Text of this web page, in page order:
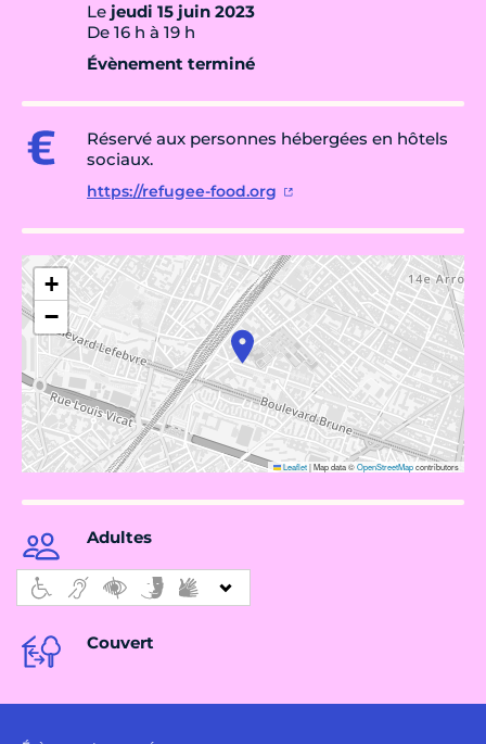
Le jeudi 15 juin 2023
De 16 h à 19 h
Évènement terminé
Réservé aux personnes hébergées en hôtels
sociaux.
https://refugee-food.org
+
−
Leaflet|Map data ©OpenStreetMapcontributors
Adultes
Couvert